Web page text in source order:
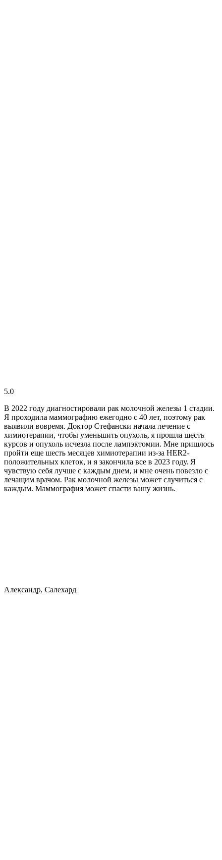
5.0
В 2022 году диагностировали рак молочной железы 1 стадии.
Я проходила маммографию ежегодно с 40 лет, поэтому рак
выявили вовремя. Доктор Стефански начала лечение с
химиотерапии, чтобы уменьшить опухоль, я прошла шесть
курсов и опухоль исчезла после лампэктомии. Мне пришлось
пройти еще шесть месяцев химиотерапии из-за HER2-
положительных клеток, и я закончила все в 2023 году. Я
чувствую себя лучше с каждым днем, и мне очень повезло с
лечащим врачом. Рак молочной железы может случиться с
каждым. Маммография может спасти вашу жизнь.
Александр, Салехард